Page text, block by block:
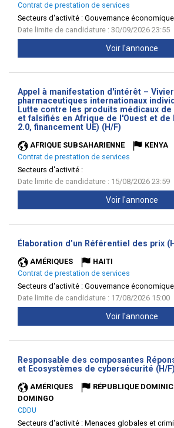
Contrat de prestation de services
Secteurs d'activité : Gouvernance
Date limite de candidature : 30/09/2026 23:55
Voir l'annonce
Appel à manifestation d'intérêt –
pharmaceutiques internationaux
Lutte contre les produits médicaux
et falsifiés en Afrique de l'Ouest et de
2.0, financement UE) (H/F)
AFRIQUE SUBSAHARIENNE
KENYA
Contrat de prestation de services
Secteurs d'activité :
Date limite de candidature : 15/08/2026 23:59
Voir l'annonce
Élaboration d’un Référentiel des prix
AMÉRIQUES
HAITI
Contrat de prestation de services
Secteurs d'activité : Gouvernance
Date limite de candidature : 17/08/2026 15:00
Voir l'annonce
Responsable des composantes
et Ecosystèmes de cybersécurité (H/F)
AMÉRIQUES RÉPUBLIQUE
DOMINGO
CDDU
Secteurs d'activité : Menaces globales et